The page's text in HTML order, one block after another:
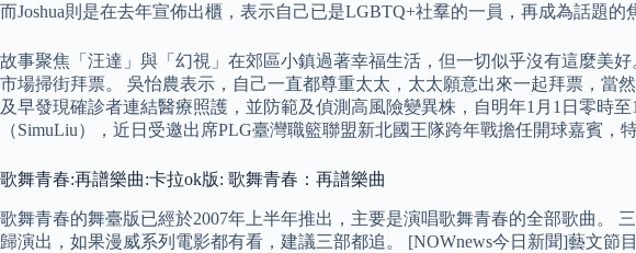
而Joshua則是在去年宣佈出櫃，表示自己已是LGBTQ+社羣的一員，再成為話題的
故事聚焦「汪達」與「幻視」在郊區小鎮過著幸福生活，但一切似乎沒有這麼美
市場掃街拜票。 吳怡農表示，自己一直都尊重太太，太太願意出來一起拜票，
及早發現確診者連結醫療照護，並防範及偵測高風險變異株，自明年1月1日零時
（SimuLiu），近日受邀出席PLG臺灣職籃聯盟新北國王隊跨年戰擔任開球嘉賓，
歌舞青春:再譜樂曲:卡拉ok版: 歌舞青春：再譜樂曲
歌舞青春的舞臺版已經於2007年上半年推出，主要是演唱歌舞青春的全部歌曲。
歸演出，如果漫威系列電影都有看，建議三部都追。 [NOWnews今日新聞]藝文